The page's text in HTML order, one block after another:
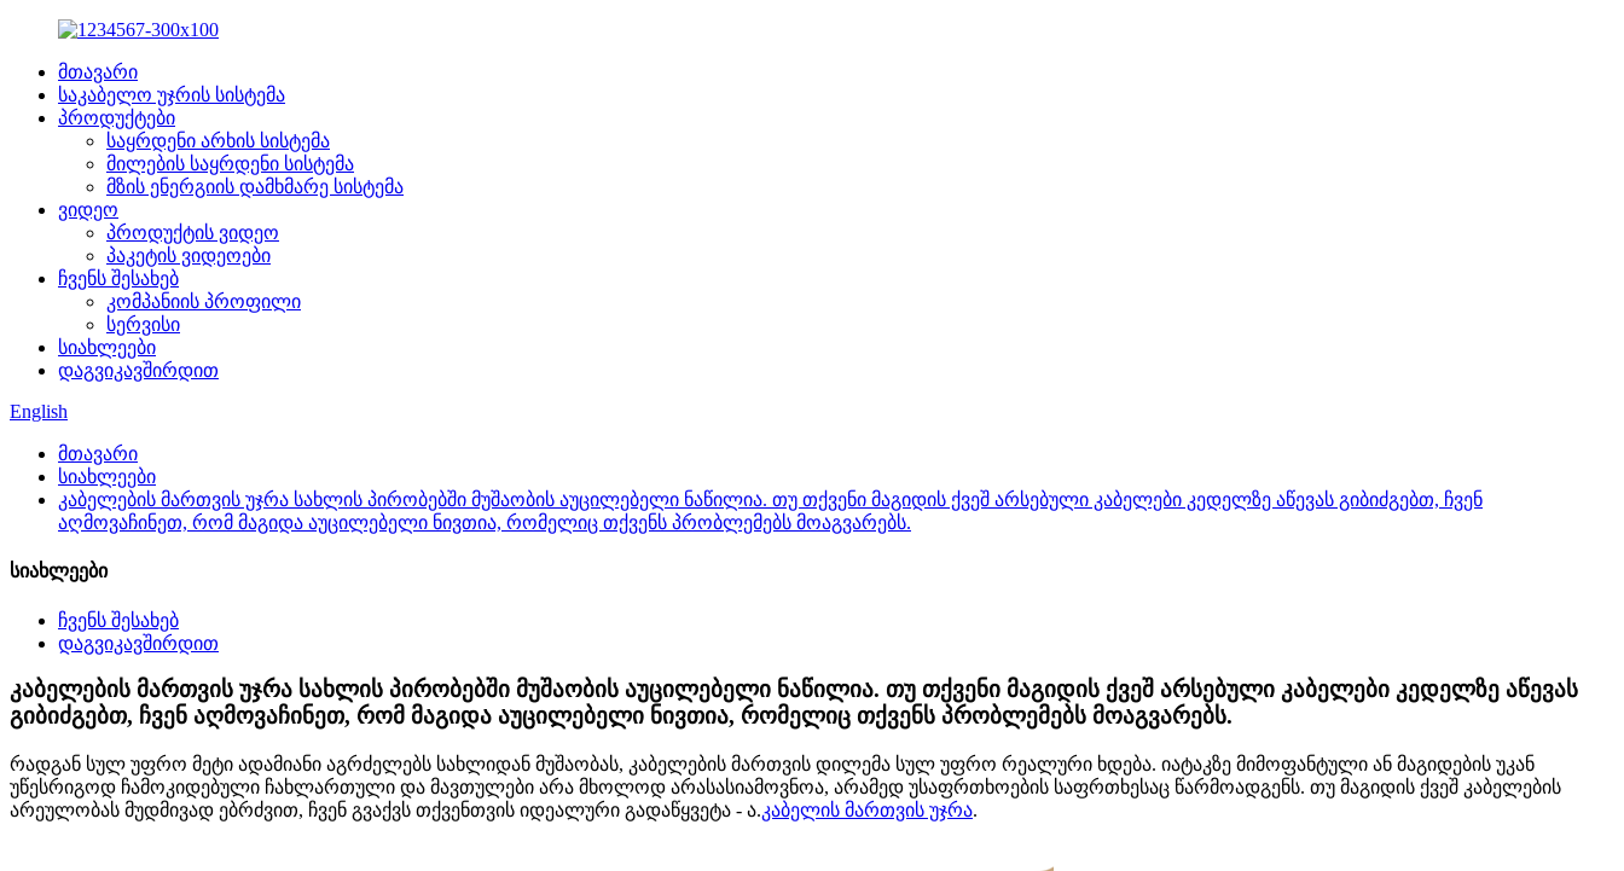
მთავარი
საკაბელო უჯრის სისტემა
პროდუქტები
საყრდენი არხის სისტემა
მილების საყრდენი სისტემა
მზის ენერგიის დამხმარე სისტემა
ვიდეო
პროდუქტის ვიდეო
პაკეტის ვიდეოები
ჩვენს შესახებ
კომპანიის პროფილი
სერვისი
სიახლეები
დაგვიკავშირდით
English
მთავარი
სიახლეები
კაბელების მართვის უჯრა სახლის პირობებში მუშაობის აუცილებელი ნაწილია. თუ თქვენი მაგიდის ქვეშ არსებული კაბელები კედელზე აწევას გიბიძგებთ, ჩვენ
აღმოვაჩინეთ, რომ მაგიდა აუცილებელი ნივთია, რომელიც თქვენს პრობლემებს მოაგვარებს.
სიახლეები
ჩვენს შესახებ
დაგვიკავშირდით
კაბელების მართვის უჯრა სახლის პირობებში მუშაობის აუცილებელი ნაწილია. თუ თქვენი მაგიდის ქვეშ არსებული კაბელები კედელზე აწევას
გიბიძგებთ, ჩვენ აღმოვაჩინეთ, რომ მაგიდა აუცილებელი ნივთია, რომელიც თქვენს პრობლემებს მოაგვარებს.
რადგან სულ უფრო მეტი ადამიანი აგრძელებს სახლიდან მუშაობას, კაბელების მართვის დილემა სულ უფრო რეალური ხდება. იატაკზე მიმოფანტული ან მაგიდების უკან
უწესრიგოდ ჩამოკიდებული ჩახლართული და მავთულები არა მხოლოდ არასასიამოვნოა, არამედ უსაფრთხოების საფრთხესაც წარმოადგენს. თუ მაგიდის ქვეშ კაბელების
არეულობას მუდმივად ებრძვით, ჩვენ გვაქვს თქვენთვის იდეალური გადაწყვეტა - ა.კაბელის მართვის უჯრა.